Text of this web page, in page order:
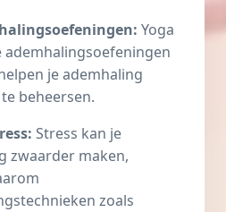
Yoga
ademhalingsoefeningen
je ademhaling
beheersen.
Stress kan je
zwaarder maken,
zoals